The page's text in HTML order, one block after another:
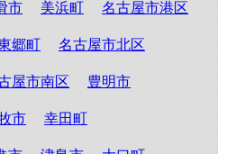
市 美浜町 名古屋市港区
郷町 名古屋市北区
屋市南区 豊明市
市 幸田町